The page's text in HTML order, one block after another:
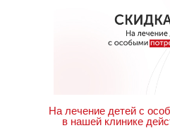
На лечение детей с
в нашей клинике